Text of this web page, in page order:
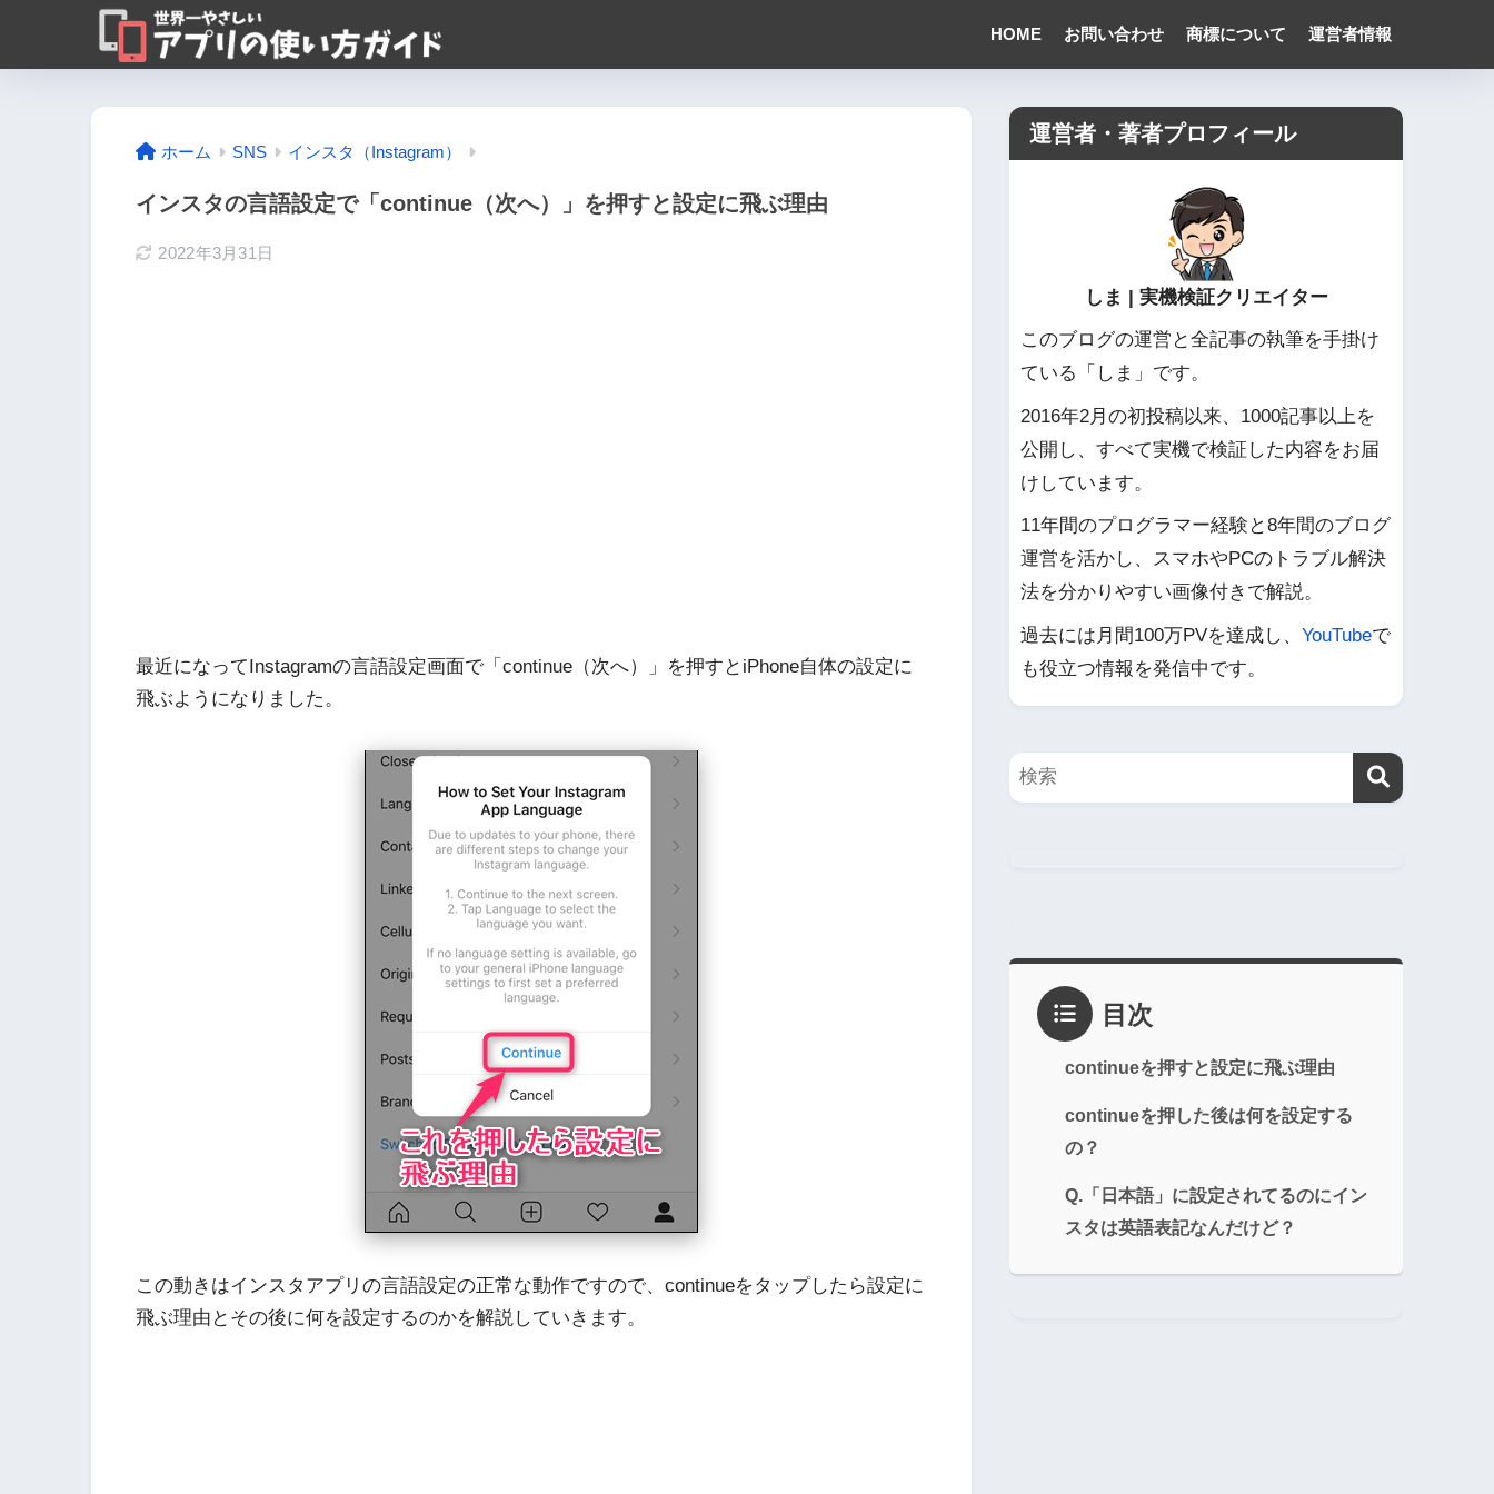
HOME お問い合わせ 商標について 運営者情報
ホーム SNS インスタ（Instagram）
インスタの言語設定で「continue（次へ）」を押すと設定に飛ぶ理由
2022年3月31日
最近になってInstagramの言語設定画面で「continue（次へ）」を押すとiPhone自体の設定に
飛ぶようになりました。
この動きはインスタアプリの言語設定の正常な動作ですので、continueをタップしたら設定に
飛ぶ理由とその後に何を設定するのかを解説していきます。
運営者・著者プロフィール
しま | 実機検証クリエイター
このブログの運営と全記事の執筆を手掛け
ている「しま」です。
2016年2月の初投稿以来、1000記事以上を
公開し、すべて実機で検証した内容をお届
けしています。
11年間のプログラマー経験と8年間のブログ
運営を活かし、スマホやPCのトラブル解決
法を分かりやすい画像付きで解説。
過去には月間100万PVを達成し、 YouTubeで
も役立つ情報を発信中です。
目次
continueを押すと設定に飛ぶ理由
continueを押した後は何を設定する
の？
Q.「日本語」に設定されてるのにイン
スタは英語表記なんだけど？